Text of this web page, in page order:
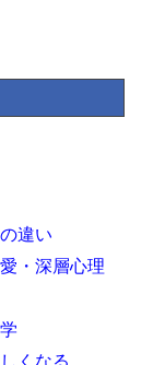
違い
・深層心理
くなる